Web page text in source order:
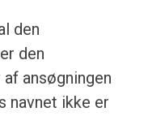
den
den
ansøgningen
navnet ikke er